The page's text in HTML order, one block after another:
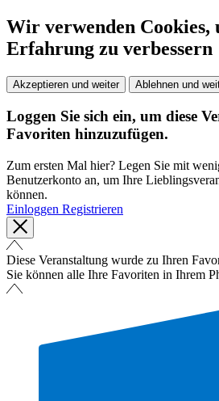
Wir verwenden Cookies,
Erfahrung zu verbessern
Akzeptieren und weiter Ablehnen und
Loggen Sie sich ein, um diese
Favoriten hinzuzufügen.
Zum ersten Mal hier? Legen Sie mit
Benutzerkonto an, um Ihre
können.
Einloggen Registrieren
Diese Veranstaltung wurde zu Ihren
Sie können alle Ihre Favoriten in Ihrem